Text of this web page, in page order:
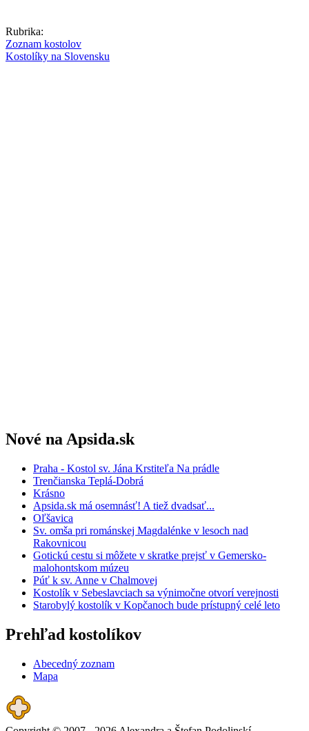
Rubrika:
Zoznam kostolov
Kostolíky na Slovensku
Nové na Apsida.sk
Praha - Kostol sv. Jána Krstiteľa Na prádle
Trenčianska Teplá-Dobrá
Krásno
Apsida.sk má osemnásť! A tiež dvadsať...
Oľšavica
Sv. omša pri románskej Magdalénke v lesoch nad
Rakovnicou
Gotickú cestu si môžete v skratke prejsť v Gemersko-
malohontskom múzeu
Púť k sv. Anne v Chalmovej
Kostolík v Sebeslavciach sa výnimočne otvorí verejnosti
Starobylý kostolík v Kopčanoch bude prístupný celé leto
Prehľad kostolíkov
Abecedný zoznam
Mapa